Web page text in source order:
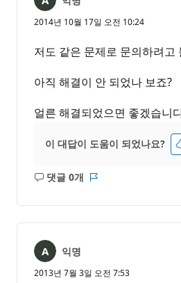
2014년 10월 17일 오전 10:24
저도 같은 문제로 문의하려고
아직 해결이 안 되었나 보죠?
얼른 해결되었으면 좋겠습니
이 대답이 도움이 되었나요?
댓글 0개
설
음
익명
2013년 7월 3일 오전 7:53